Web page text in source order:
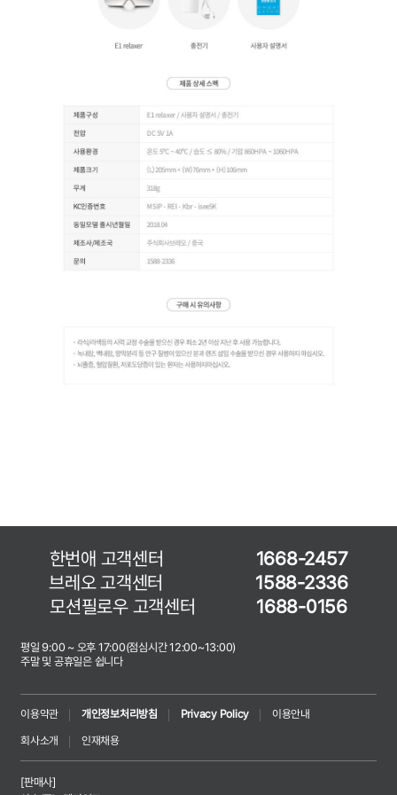
한번애 고객센터
1668-2457
브레오 고객센터
1588-2336
모션필로우 고객센터
1688-0156
평일 9:00 ~ 오후 17:00(점심시간 12:00~13:00)
주말 및 공휴일은 쉽니다
이용약관 개인정보처리방침 Privacy Policy
이용안내
회사소개
인재채용
[판매사]